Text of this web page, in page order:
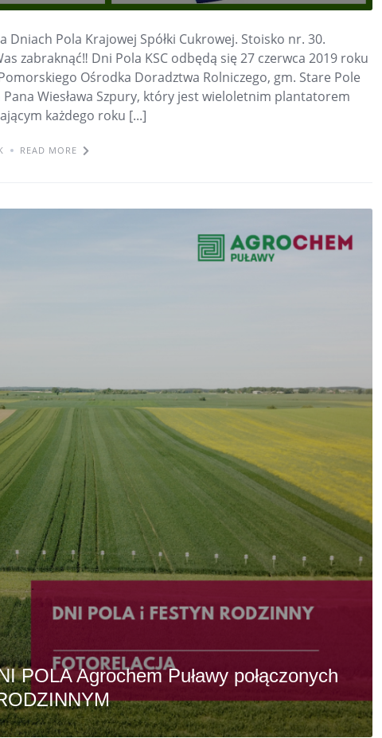
Dniach Pola Krajowej Spółki Cukrowej. Stoisko nr. 30.
zabraknąć‼️ Dni Pola KSC odbędą się 27 czerwca 2019 roku
Ośrodka Doradztwa Rolniczego, gm. Stare Pole
Wiesława Szpury, który jest wieloletnim plantatorem
każdego roku [...]
READ MORE
POLA Agrochem Puławy połączonych